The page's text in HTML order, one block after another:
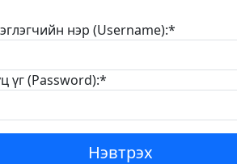
нэр (Username):*
үг (Password):*
Нэвтрэх